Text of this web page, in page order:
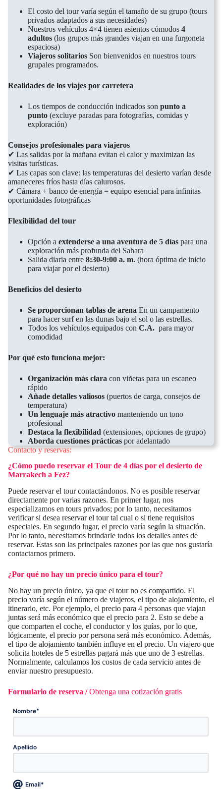
El costo del tour varía según el tamaño de su grupo (tours
privados adaptados a sus necesidades)
Nuestros vehículos 4×4 tienen asientos cómodos 4
adultos (los grupos más grandes viajan en una furgoneta
espaciosa)
Viajeros solitarios Son bienvenidos en nuestros tours
grupales programados.
Realidades de los viajes por carretera
Los tiempos de conducción indicados son punto a
punto (excluye paradas para fotografías, comidas y
exploración)
Consejos profesionales para viajeros
✔ Las salidas por la mañana evitan el calor y maximizan las
visitas turísticas.
✔ Las capas son clave: las temperaturas del desierto varían desde
amaneceres fríos hasta días calurosos.
✔ Cámara + banco de energía = equipo esencial para infinitas
oportunidades fotográficas
Flexibilidad del tour
Opción a extenderse a una aventura de 5 días para una
exploración más profunda del Sahara
Salida diaria entre 8:30-9:00 a. m. (hora óptima de inicio
para viajar por el desierto)
Beneficios del desierto
Se proporcionan tablas de arena En un campamento
para hacer surf en las dunas bajo el sol o las estrellas.
Todos los vehículos equipados con C.A. para mayor
comodidad
Por qué esto funciona mejor:
Organización más clara con viñetas para un escaneo
rápido
Añade detalles valiosos (puertos de carga, consejos de
temperatura)
Un lenguaje más atractivo manteniendo un tono
profesional
Destaca la flexibilidad (extensiones, opciones de grupo)
Aborda cuestiones prácticas por adelantado
Contacto y reservas:
¿Cómo puedo reservar el Tour de 4 días por el desierto de
Marrakech a Fez?
Puede reservar el tour contactándonos. No es posible reservar
directamente por varias razones. En primer lugar, nos
especializamos en tours privados; por lo tanto, necesitamos
verificar si desea reservar el tour tal cual o si tiene requisitos
especiales. En segundo lugar, el precio varía según la situación.
Por lo tanto, necesitamos brindarle todos los detalles antes de
reservar. Estas son las principales razones por las que nos gustaría
contactarnos primero.
¿Por qué no hay un precio único para el tour?
No hay un precio único, ya que el tour no es compartido. El
precio varía según el número de viajeros, el tipo de alojamiento, el
itinerario, etc. Por ejemplo, el precio para 4 personas que viajan
juntas será más económico que el precio para 2. Esto se debe a
que comparten el coche, el conductor y los guías, por lo que,
lógicamente, el precio por persona será más económico. Además,
el tipo de alojamiento también influye en el precio. Un viajero que
solicita hoteles de 5 estrellas pagará más que uno de 3 estrellas.
Normalmente, calculamos los costos de cada servicio antes de
enviar nuestro presupuesto.
Formulario de reserva /Obtenga una cotización gratis
Nombre*
Apellido
Email*